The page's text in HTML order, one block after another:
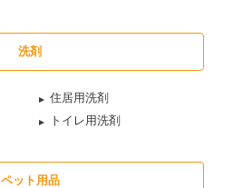
洗剤
住居用洗剤
トイレ用洗剤
ペット用品